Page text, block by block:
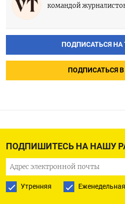
ПОДПИШИТЕСЬ НА НАШУ
Утренняя Еженедельная
командой
ПОДПИСАТЬСЯ НА
ПОДПИСАТЬСЯ В
МНЕНИЯ
Позиция автора
позицией редакции
Почувствовать